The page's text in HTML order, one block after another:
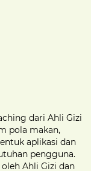
dari Ahli Gizi
pola makan,
aplikasi dan
pengguna.
Ahli Gizi dan